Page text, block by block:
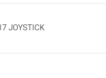
JOYSTICK